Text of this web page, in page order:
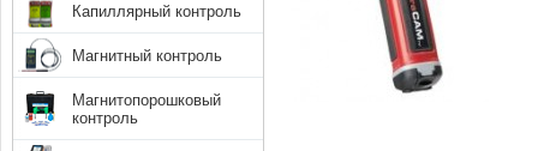
Капиллярный контроль
Магнитный контроль
Магнитопорошковый
контроль